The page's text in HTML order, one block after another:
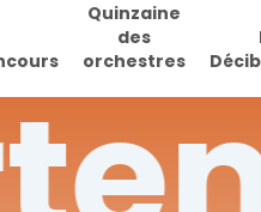
Quinzaine
des
orchestres